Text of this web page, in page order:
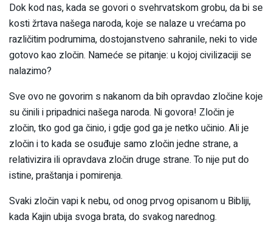
Dok kod nas, kada se govori o svehrvatskom grobu, da bi se
kosti žrtava našega naroda, koje se nalaze u vrećama po
različitim podrumima, dostojanstveno sahranile, neki to vide
gotovo kao zločin. Nameće se pitanje: u kojoj civilizaciji se
nalazimo?
Sve ovo ne govorim s nakanom da bih opravdao zločine koje
su činili i pripadnici našega naroda. Ni govora! Zločin je
zločin, tko god ga činio, i gdje god ga je netko učinio. Ali je
zločin i to kada se osuđuje samo zločin jedne strane, a
relativizira ili opravdava zločin druge strane. To nije put do
istine, praštanja i pomirenja.
Svaki zločin vapi k nebu, od onog prvog opisanom u Bibliji,
kada Kajin ubija svoga brata, do svakog narednog.